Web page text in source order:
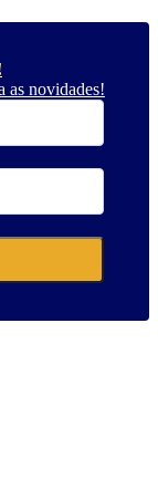
as novidades!